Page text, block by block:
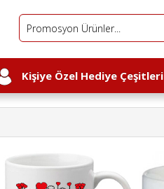
Kişiye Özel Hediye Çeşitleri